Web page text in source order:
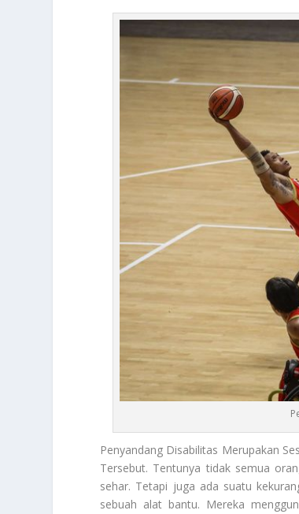
Penyandang Disabilitas Merupakan
Tersebut. Tentunya tidak semua
sehar. Tetapi juga ada suatu
sebuah alat bantu. Mereka